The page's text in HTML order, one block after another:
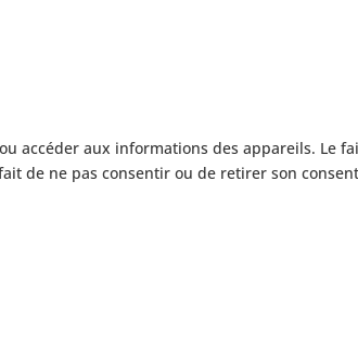
accéder aux informations des appareils. Le
de ne pas consentir ou de retirer son